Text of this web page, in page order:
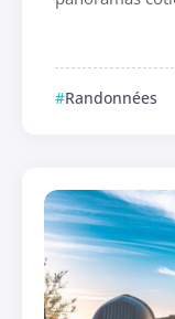
Randonnées